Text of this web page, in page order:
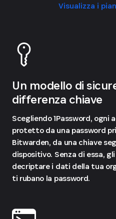
Visualizza i
Un modello di
differenza chiave
Scegliendo 1Password,
protetto da una password
Bitwarden, da una chiave
dispositivo. Senza di essa,
decriptare i dati della tua
ti rubano la password.